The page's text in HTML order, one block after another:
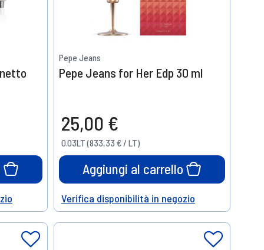
Pepe Jeans
Pepe Jeans for Her Edp 30 ml
25,00 €
0.03LT (833,33 € / LT)
Aggiungi al carrello
Help
Verifica disponibilità in negozio